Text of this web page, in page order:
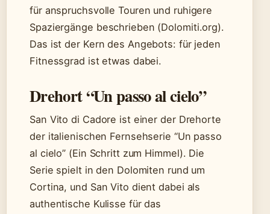
für anspruchsvolle Touren und ruhigere
Spaziergänge beschrieben (Dolomiti.org).
Das ist der Kern des Angebots: für jeden
Fitnessgrad ist etwas dabei.
Drehort “Un passo al cielo”
San Vito di Cadore ist einer der Drehorte
der italienischen Fernsehserie “Un passo
al cielo” (Ein Schritt zum Himmel). Die
Serie spielt in den Dolomiten rund um
Cortina, und San Vito dient dabei als
authentische Kulisse für das